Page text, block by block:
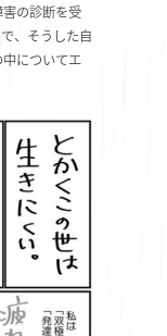
の診断を受
、そうした自
についてエ